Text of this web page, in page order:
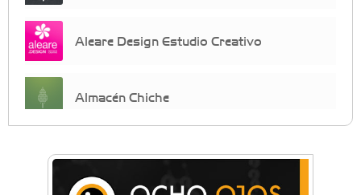
Aleare Design Estudio Creativo
Almacén Chiche
crecimiento personal